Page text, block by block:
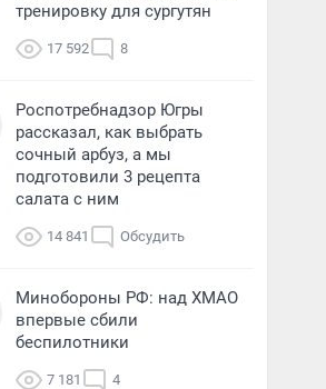
тренировку для сургутян
17 592 8
Роспотребнадзор Югры
рассказал, как выбрать
сочный арбуз, а мы
подготовили 3 рецепта
салата с ним
14 841 Обсудить
Минобороны РФ: над ХМАО
впервые сбили
беспилотники
7 181 4